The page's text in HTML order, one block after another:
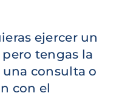
ejercer un
tengas la
consulta o
con el